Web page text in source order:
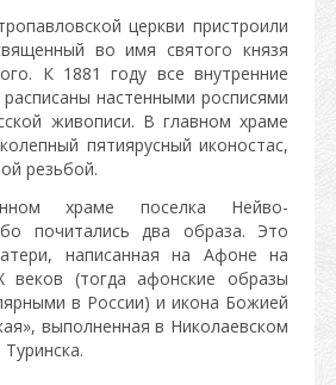
церкви пристроили
во имя святого князя
К 1881 году все внутренние
настенными росписями
живописи. В главном храме
пятиярусный иконостас,
резьбой.
храме поселка Нейво-
почитались два образа. Это
написанная на Афоне на
(тогда афонские образы
в России) и икона Божией
выполненная в Николаевском